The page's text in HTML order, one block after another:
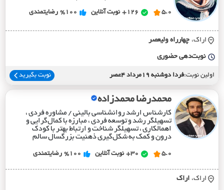
5.0
126+ نوبت آنلاین %100 رضایتمندی
اراک، چهارراه وليعصر
نوبت‌دهی حضوری
اولین نوبت:فردا دوشنبه 19مرداد 4عصر نوبت بگیرید
محمدرضا محمدزاده
کارشناس ارشد روانشناسی بالینی / مشاوره فردی ،
تسهیلگر رشد و توسعه فردی ، مبارزه با کمال‌گرایی و
اهمالکاری ، تسهیلگر شناخت و ارتباط بهتر با کودک
درون و کمک به شکل‌گیری ذهنیت بزرگسال سالم
5.0
30+ نوبت آنلاین %100 رضایتمندی
اراک، اراک